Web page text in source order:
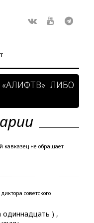
ЛИБО
кавказец не обращает
советского
одиннадцать ) ,